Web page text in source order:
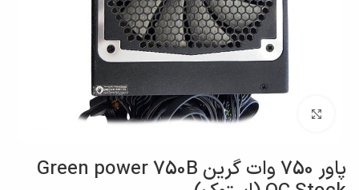
بزرگنمایی تصویر
پاور 750 وات گرین Green power 750B